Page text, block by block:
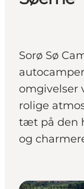
Oplevelser
Sorø Sø
omgivelser
rolige
tæt på den
og